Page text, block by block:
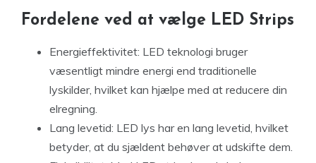
Fordelene ved at vælge LED Strips
Energieffektivitet: LED teknologi bruger
væsentligt mindre energi end traditionelle
lyskilder, hvilket kan hjælpe med at reducere din
elregning.
Lang levetid: LED lys har en lang levetid, hvilket
betyder, at du sjældent behøver at udskifte dem.